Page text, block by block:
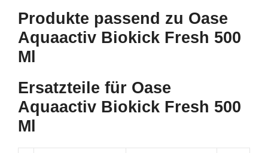
Produkte passend zu Oase
Aquaactiv Biokick Fresh 500
Ml
Ersatzteile für Oase
Aquaactiv Biokick Fresh 500
Ml